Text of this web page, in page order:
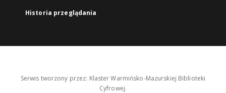
Historia przeglądania
Serwis tworzony przez: Klaster Warmińsko-Mazurskiej Biblioteki
Cyfrowej.